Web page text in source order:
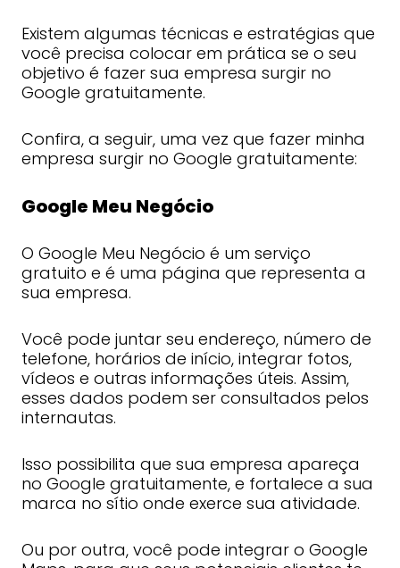
Existem algumas técnicas e estratégias que
você precisa colocar em prática se o seu
objetivo é fazer sua empresa surgir no
Google gratuitamente.
Confira, a seguir, uma vez que fazer minha
empresa surgir no Google gratuitamente:
Google Meu Negócio
O Google Meu Negócio é um serviço
gratuito e é uma página que representa a
sua empresa.
Você pode juntar seu endereço, número de
telefone, horários de início, integrar fotos,
vídeos e outras informações úteis. Assim,
esses dados podem ser consultados pelos
internautas.
Isso possibilita que sua empresa apareça
no Google gratuitamente, e fortalece a sua
marca no sítio onde exerce sua atividade.
Ou por outra, você pode integrar o Google